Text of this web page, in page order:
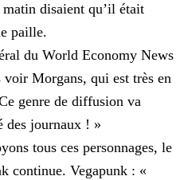
disaient qu’il était
paille.
du World Economy News
voir Morgans, qui est très en
genre de diffusion va
des journaux ! »
tous ces personnages, le
continue. Vegapunk : «